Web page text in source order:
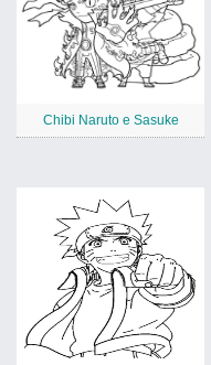
Chibi Naruto e Sasuke